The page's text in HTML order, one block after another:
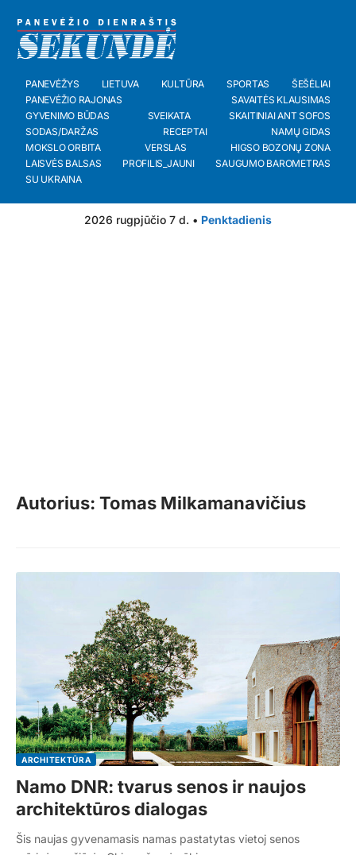
PANEVĖŽYS LIETUVA KULTŪRA SPORTAS
ŠEŠĖLIAI
PANEVĖŽIO RAJONAS
SAVAITĖS KLAUSIMAS
GYVENIMO BŪDAS
SVEIKATA
SKAITINIAI ANT SOFOS
SODAS/DARŽAS
RECEPTAI
NAMŲ GIDAS
MOKSLO ORBITA
VERSLAS
HIGSO BOZONŲ ZONA
LAISVĖS BALSAS
PROFILIS_JAUNI
SAUGUMO BAROMETRAS
SU UKRAINA
2026 rugpjūčio 7 d. • Penktadienis
Autorius: Tomas Milkamanavičius
ARCHITEKTŪRA
Namo DNR: tvarus senos ir naujos
architektūros dialogas
Šis naujas gyvenamasis namas pastatytas vietoj senos